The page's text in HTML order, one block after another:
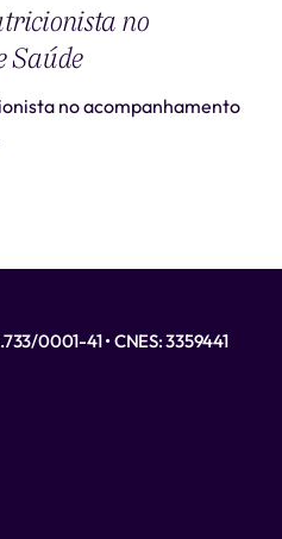
no
Saúde
no acompanhamento
0001-41 • CNES: 3359441